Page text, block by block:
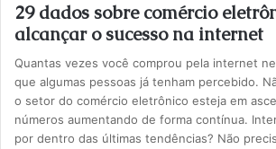
29 dados sobre comércio
alcançar o sucesso na internet
Quantas vezes você comprou pela internet
que algumas pessoas já tenham percebido.
o setor do comércio eletrônico esteja em
números aumentando de forma contínua.
por dentro das últimas tendências? Não